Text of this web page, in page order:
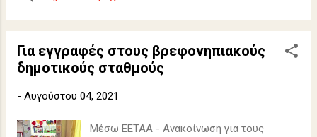
Για εγγραφές στους βρεφονηπιακούς
δημοτικούς σταθμούς
- Αυγούστου 04, 2021
Μέσω ΕΕΤΑΑ - Ανακοίνωση για τους